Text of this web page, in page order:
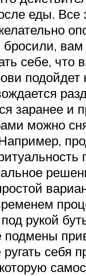
еды. Все
бросили,
себе, что
заранее и
можно
рукой
ругать